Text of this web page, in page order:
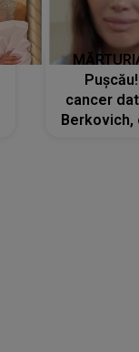
cancer